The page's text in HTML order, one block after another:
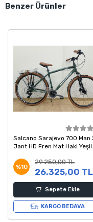
Benzer Ürünler
Salcano Sarajevo 700 Man
Jant HD Fren Mat Haki Yeşil
%10
29.250,00 TL
26.325,00 TL
Sepete Ekle
KARGO BEDAVA